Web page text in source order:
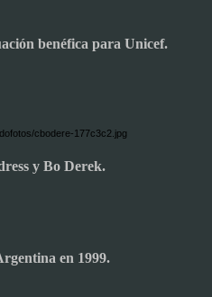
benéfica para Unicef.
y Bo Derek.
en 1999.